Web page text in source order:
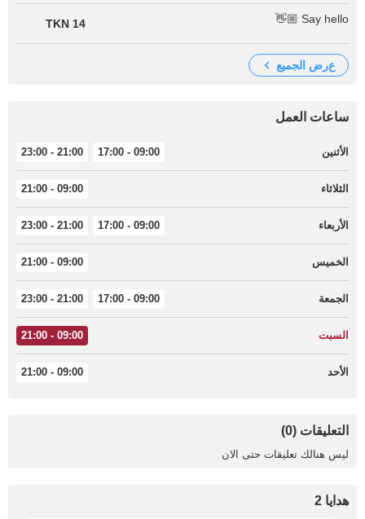
Say hello 👋🏼
14 TKN
عرض الجميع
ساعات العمل
الأثنين 09:00 - 17:00
21:00 - 23:00
الثلاثاء 09:00 - 21:00
الأربعاء 09:00 - 17:00
21:00 - 23:00
الخميس 09:00 - 21:00
الجمعة 09:00 - 17:00
21:00 - 23:00
السبت 09:00 - 21:00
الأحد 09:00 - 21:00
التعليقات (0)
ليس هنالك تعليقات حتى الان
هدايا 2